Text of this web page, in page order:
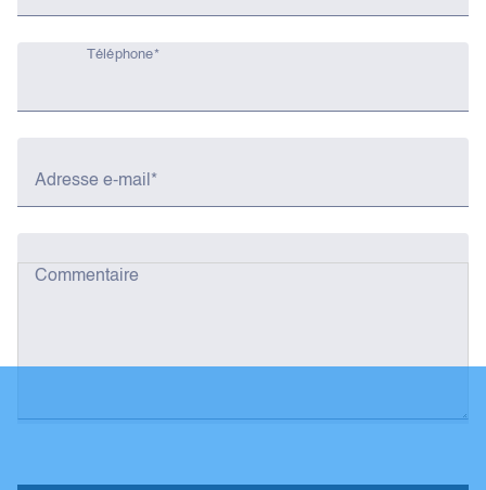
Téléphone*
Adresse e-mail*
Commentaire